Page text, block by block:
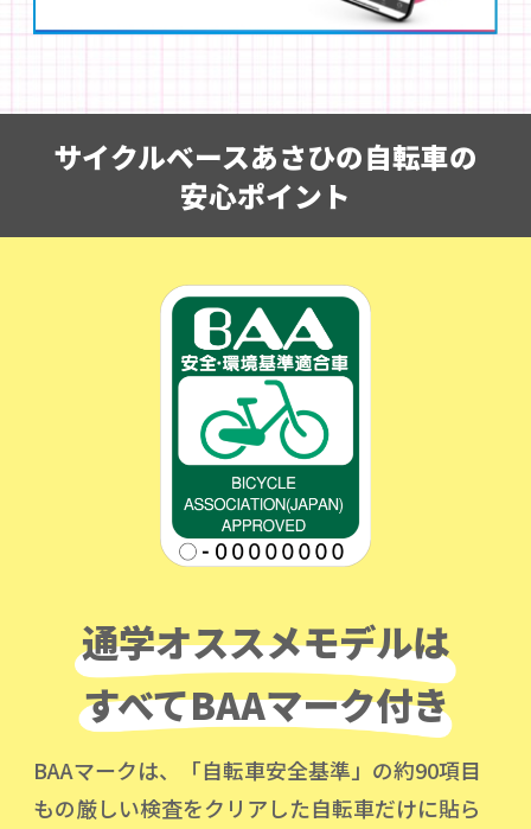
サイクルベースあさひの自転車の
安心ポイント
通学オススメモデルは
すべてBAAマーク付き
BAAマークは、「自転車安全基準」の約90項目
もの厳しい検査をクリアした自転車だけに貼ら